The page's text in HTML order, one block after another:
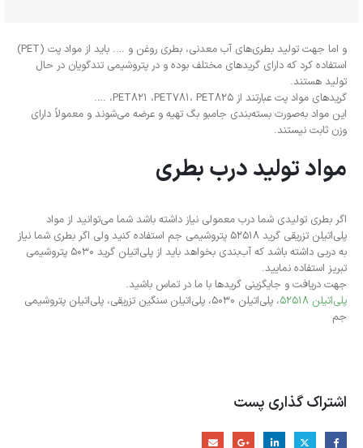
و اما جهت تولید بطری‌های آب معدنی، بطری روغن و …. باید از مواد پت (PET)
استفاده کرد که دارای گریدهای مختلف بوده و در پتروشیمی تندگویان در حال
تولید هستند.
گریدهای مواد پت عبارتند از PET821 ،PET781، PET825، ….
این مواد به‌صورت بسته‌بندی جامبو بگ تهیه و عرضه می‌شوند و معمولاً دارای
وزن ثابت نیستند.
مواد تولید درب بطری
اگر بطری تولیدی شما درب معمولی نیاز داشته باشد شما می‌توانید از مواد
پلی‌اتیلن تزریقی گرید ۵۲۵۱۸ پتروشیمی جم استفاده کنید ولی اگر بطری شما نیاز
به دربی داشته باشد که آب‌بندی بخواهد باید از پلی‌اتیلن گرید ۵۰۳۰ پتروشیمی
تبریز استفاده نمایید.
جهت دریافت و جایگزینی گریدها با ما در تماس باشید.
پلی‌اتیلن ۵۲۵۱۸
، پلی‌اتیلن ۵۰۳۰، پلی‌اتیلن سنگین تزریقی، پلی‌اتیلن پتروشیمی
جم
اشتراک گذاری پست